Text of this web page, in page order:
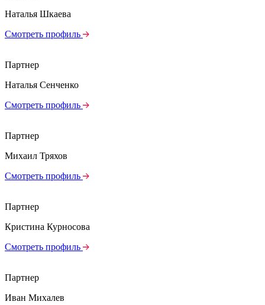
Наталья Шкаева
Смотреть профиль
Партнер
Наталья Сенченко
Смотреть профиль
Партнер
Михаил Тряхов
Смотреть профиль
Партнер
Кристина Курносова
Смотреть профиль
Партнер
Иван Михалев